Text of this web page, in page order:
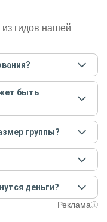
гидов нашей
вопрос» и
Сначала
вопросы и после
вопрос.
быть
условий,
а по прогнозу
этом гид
предоплату на
состоится.
группы?
проведет встречу
групповая — на
зависит от
и внесите
другие
После этого
деньги?
мы вернем всюРеклама